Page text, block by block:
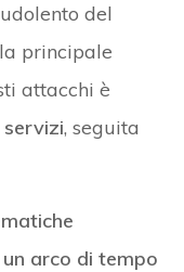
del
principale
attacchi è
, seguita
arco di tempo